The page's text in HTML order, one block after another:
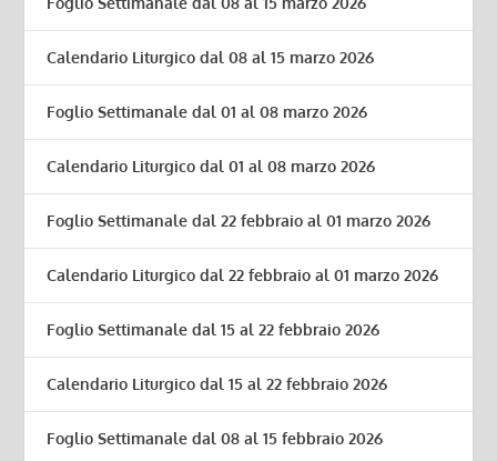
Calendario Liturgico dal 08 al 15 marzo 2026
Foglio Settimanale dal 01 al 08 marzo 2026
Calendario Liturgico dal 01 al 08 marzo 2026
Foglio Settimanale dal 22 febbraio al 01 marzo 2026
Calendario Liturgico dal 22 febbraio al 01 marzo 2026
Foglio Settimanale dal 15 al 22 febbraio 2026
Calendario Liturgico dal 15 al 22 febbraio 2026
Foglio Settimanale dal 08 al 15 febbraio 2026